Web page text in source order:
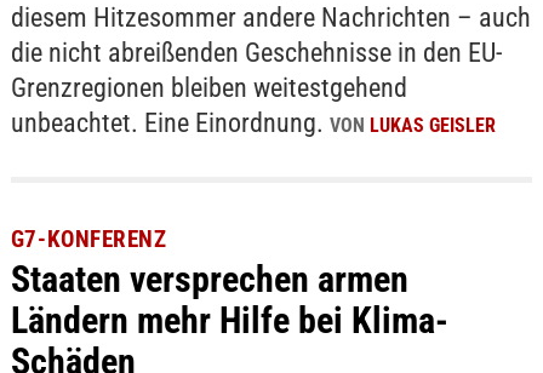
diesem Hitzesommer andere Nachrichten – auch
die nicht abreißenden Geschehnisse in den EU-
Grenzregionen bleiben weitestgehend
unbeachtet. Eine Einordnung. VON LUKAS GEISLER
G7-KONFERENZ
Staaten versprechen armen
Ländern mehr Hilfe bei Klima-
Schäden